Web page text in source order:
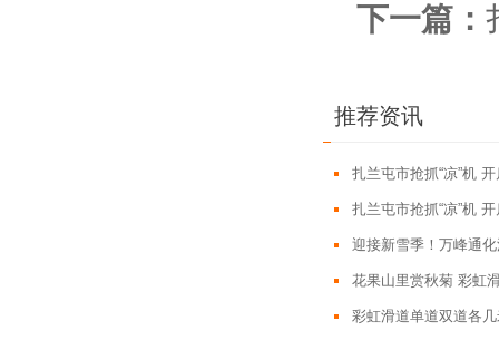
下一篇：
推荐资讯
扎兰屯市抢抓“凉”机
扎兰屯市抢抓“凉”机
迎接新雪季！万峰通
花果山里赏秋菊 彩虹
彩虹滑道单道双道各